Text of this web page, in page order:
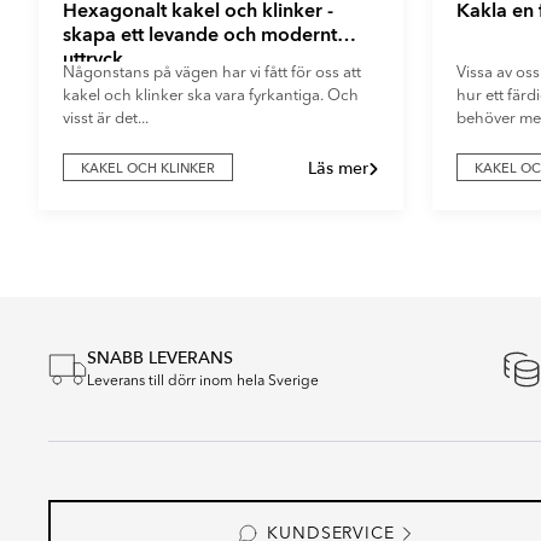
Hexagonalt kakel och klinker -
skapa ett levande och modernt
uttryck
Någonstans på vägen har vi fått för oss att
kakel och klinker ska vara fyrkantiga. Och
visst är det...
KAKEL OCH KLINKER Läs mer
Kakla
Vissa av
hur ett
behöver
KAKEL
SNABB LEVERANS
Leverans till dörr inom hela Sverige
KUNDSERVICE